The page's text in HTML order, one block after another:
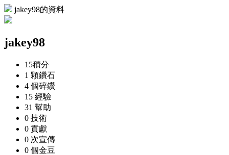
jakey98的資料
jakey98
15積分
1 顆鑽石
4 個碎鑽
15 經驗
31 幫助
0 技術
0 貢獻
0 次宣傳
0 個金豆